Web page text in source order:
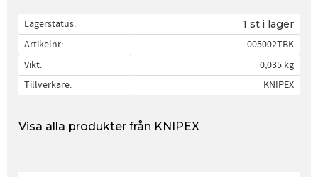
Lagerstatus 1 st i lager
Artikelnr
005002TBK
Vikt
0,035 kg
Tillverkare
KNIPEX
Visa alla produkter från KNIPEX